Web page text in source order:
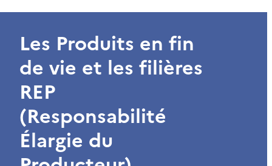
Les Produits en fin
de vie et les filières
REP
(Responsabilité
Élargie du